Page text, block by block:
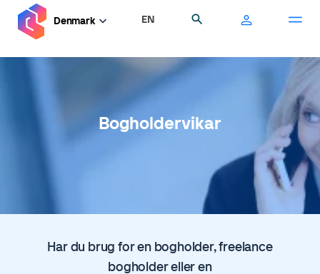
hovedindhold
Denmark EN
Bogholdervikar
Har du brug for en bogholder, freelance
bogholder eller en